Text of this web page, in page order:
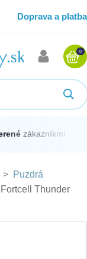
Doprava a platba
0
zákazníkmi
> Puzdrá
Thunder